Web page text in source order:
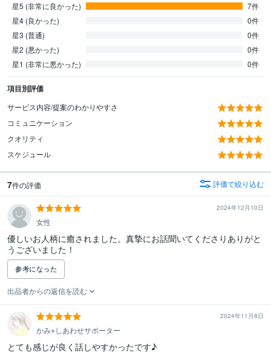
星5 (非常に良かった)
7件
星4 (良かった)
0件
星3 (普通)
0件
星2 (悪かった)
0件
星1 (非常に悪かった)
0件
項目別評価
サービス内容/提案のわかりやすさ
コミュニケーション
クオリティ
スケジュール
7件の評価 評価で絞り込む
2024年12月10日
女性
優しいお人柄に癒されました。真摯にお話聞いてくださりありがと
うございました！
参考になった
出品者からの返信を読む
2024年11月8日
かみ⭐︎しあわせサポーター
とても感じが良く話しやすかったです♪